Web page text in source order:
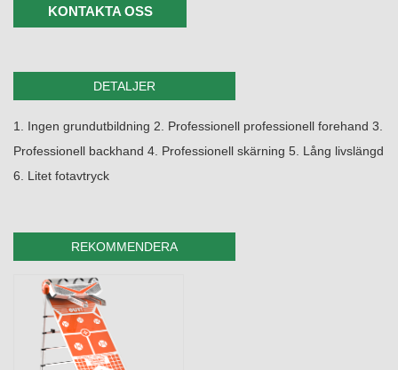
KONTAKTA OSS
DETALJER
1. Ingen grundutbildning 2. Professionell professionell forehand 3.
Professionell backhand 4. Professionell skärning 5. Lång livslängd
6. Litet fotavtryck
REKOMMENDERA